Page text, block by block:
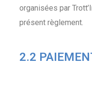
organisées par
présent règlement.
2.2